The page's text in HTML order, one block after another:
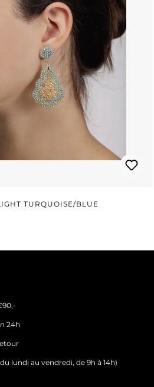
TURQUOISE/BLUE
24h
lundi au vendredi, de 9h à 14h)